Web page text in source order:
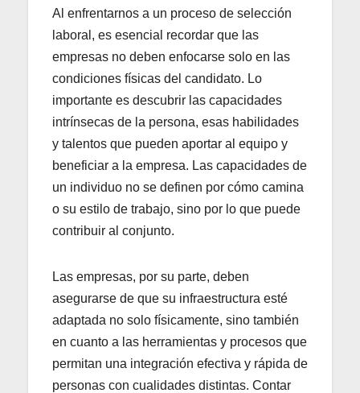
Al enfrentarnos a un proceso de selección
laboral, es esencial recordar que las
empresas no deben enfocarse solo en las
condiciones físicas del candidato. Lo
importante es descubrir las capacidades
intrínsecas de la persona, esas habilidades
y talentos que pueden aportar al equipo y
beneficiar a la empresa. Las capacidades de
un individuo no se definen por cómo camina
o su estilo de trabajo, sino por lo que puede
contribuir al conjunto.
Las empresas, por su parte, deben
asegurarse de que su infraestructura esté
adaptada no solo físicamente, sino también
en cuanto a las herramientas y procesos que
permitan una integración efectiva y rápida de
personas con cualidades distintas. Contar